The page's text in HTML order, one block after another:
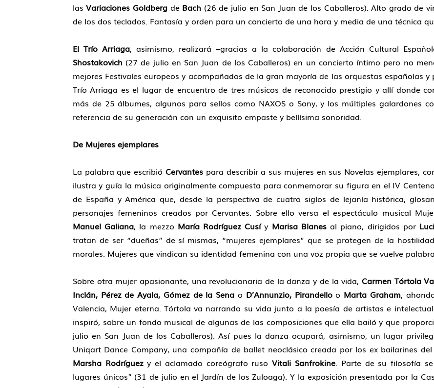
lasVariaciones Goldberg de Bach (26 de julio en San Juan de los Caballeros). Alto grado de
de los dos teclados. Fantasía y orden para un concierto de una hora y media de una técnica
El Trío Arriaga, asimismo, realizará –gracias a la colaboración de Acción Cultural
Shostakovich(27 de julio en San Juan de los Caballeros) en un concierto íntimo pero no
mejores Festivales europeos y acompañados de la gran mayoría de las orquestas españolas
Trío Arriaga es el lugar de encuentro de tres músicos de reconocido prestigio y allí donde
más de 25 álbumes, algunos para sellos como NAXOS o Sony, y los múltiples galardones
referencia de su generación con un exquisito empaste y bellísima sonoridad.
De Mujeres ejemplares
La palabra que escribió Cervantespara describir a sus mujeres en sus Novelas ejemplares,
ilustra y guía la música originalmente compuesta para conmemorar su figura en el IV
de España y América que, desde la perspectiva de cuatro siglos de lejanía histórica,
personajes femeninos creados por Cervantes. Sobre ello versa el espectáculo musical
Manuel Galiana, la mezzo María Rodríguez Cusíy Marisa Blanesal piano, dirigidos por
tratan de ser “dueñas” de sí mismas, “mujeres ejemplares” que se protegen de la
morales. Mujeres que vindican su identidad femenina con una voz propia que se vuelve
Sobre otra mujer apasionante, una revolucionaria de la danza y de la vida, Carmen Tórtola
Inclán, Pérez de Ayala, Gómez de la Sena o D’Annunzio, Pirandelloo Marta Graham,
Valencia, Mujer eterna. Tórtola va narrando su vida junto a la poesía de artistas e
inspiró, sobre un fondo musical de algunas de las composiciones que ella bailó y que
julio en San Juan de los Caballeros). Así pues la danza ocupará, asimismo, un lugar
Uniqart Dance Company, una compañía de ballet neoclásico creada por los ex bailarines del
Marsha Rodríguezy el aclamado coreógrafo rusoVitali Sanfrokine. Parte de su filosofía
lugares únicos” (31 de julio en el Jardín de los Zuloaga). Y la exposición presentada por la